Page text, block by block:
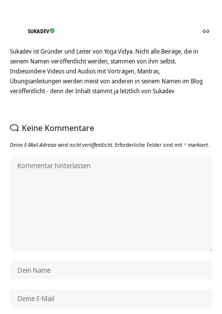
SUKADEV
Sukadev ist Gründer und Leiter von Yoga Vidya. Nicht alle Beiräge, die in
seinem Namen veröffentlicht werden, stammen von ihm selbst.
Insbesondere Videos und Audios mit Vorträgen, Mantras,
Übungsanleitungen werden meist von anderen in seinem Namen im Blog
veröffentlicht - denn der Inhalt stammt ja letztlich von Sukadev
Keine Kommentare
Deine E-Mail-Adresse wird nicht veröffentlicht. Erforderliche Felder sind mit * markiert.